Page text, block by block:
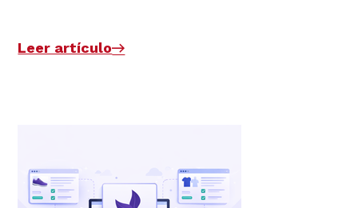
Leer artículo